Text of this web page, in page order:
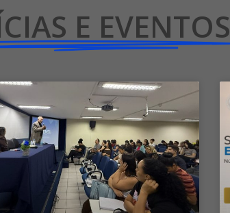
E EVENTOS